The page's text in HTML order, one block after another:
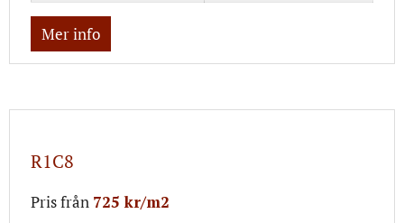
Mer info
R1C8
Pris från 725 kr/m2